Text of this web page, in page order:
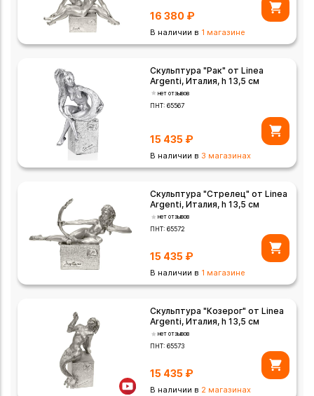
16 380 ₽
В наличии в 1 магазине
Скульптура "Рак" от Linea
Argenti, Италия, h 13,5 см
нет отзывов
ПНТ:65567
15 435 ₽
В наличии в 3 магазинах
Скульптура "Стрелец" от Linea
Argenti, Италия, h 13,5 см
нет отзывов
ПНТ:65572
15 435 ₽
В наличии в 1 магазине
Скульптура "Козерог" от Linea
Argenti, Италия, h 13,5 см
нет отзывов
ПНТ:65573
15 435 ₽
В наличии в 2 магазинах